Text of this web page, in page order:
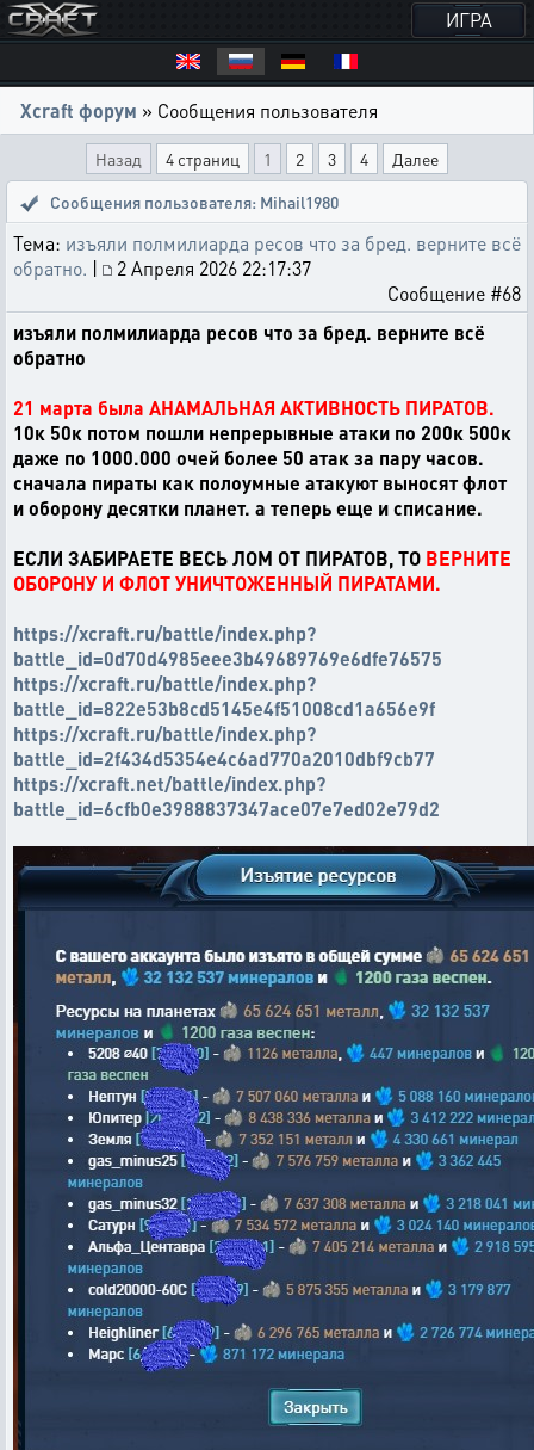
ИГРА
Xcraft форум » Сообщения пользователя
Назад 4 страниц 1 2 3 4
Далее
Сообщения пользователя: Mihail1980
Тема: изъяли полмилиарда ресов что за бред. верните всё
обратно. |
2 Апреля 2026 22:17:37
Сообщение #68
изъяли полмилиарда ресов что за бред. верните всё
обратно
21 марта была АНАМАЛЬНАЯ АКТИВНОСТЬ ПИРАТОВ.
10к 50к потом пошли непрерывные атаки по 200к 500к
даже по 1000.000 очей более 50 атак за пару часов.
сначала пираты как полоумные атакуют выносят флот
и оборону десятки планет. а теперь еще и списание.
ЕСЛИ ЗАБИРАЕТЕ ВЕСЬ ЛОМ ОТ ПИРАТОВ, ТО ВЕРНИТЕ
ОБОРОНУ И ФЛОТ УНИЧТОЖЕННЫЙ ПИРАТАМИ.
https://xcraft.ru/battle/index.php?
battle_id=0d70d4985eee3b49689769e6dfe76575
https://xcraft.ru/battle/index.php?
battle_id=822e53b8cd5145e4f51008cd1a656e9f
https://xcraft.ru/battle/index.php?
battle_id=2f434d5354e4c6ad770a2010dbf9cb77
https://xcraft.net/battle/index.php?
battle_id=6cfb0e3988837347ace07e7ed02e79d2